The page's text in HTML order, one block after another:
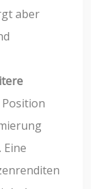
aber
Position